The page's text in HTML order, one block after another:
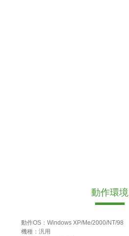
動作環境
動作OS：Windows XP/Me/2000/NT/98
機種：汎用